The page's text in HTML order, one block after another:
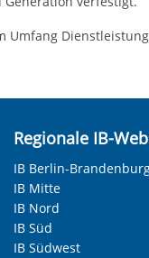
Umfang
Regionale IB-
IB Berlin-
IB Mitte
IB Nord
IB Süd
IB Südwest